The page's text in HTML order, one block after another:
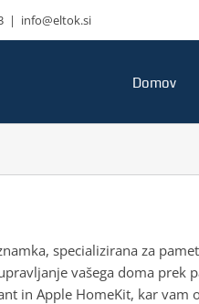
| info@eltok.si
Domov
specializirana za
vašega doma prek
in Apple HomeKit, kar